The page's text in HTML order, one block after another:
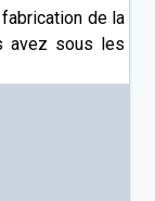
de la
avez sous les